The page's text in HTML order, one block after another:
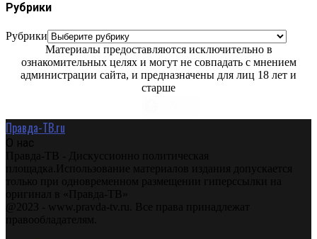
Рубрики
Рубрики
Материалы предоставляются исключительно в
ознакомительных целях и могут не совпадать с мнением
администрации сайта, и предназначены для лиц 18 лет и
старше
Правда-ТВ.ru
О нас
Правда-ТВ - Дискуссионно политическая
площадка.Использование материалов издания допускается
только при одновременном размещении гиперссылки на
оригинал в «Правда-ТВ»
@2023 - www.pravda-tv.ru. Все права принадлежат
правообладателям.